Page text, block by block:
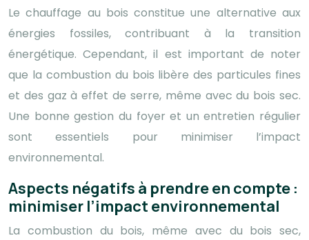
Le chauffage au bois constitue une alternative aux
énergies fossiles, contribuant à la transition
énergétique. Cependant, il est important de noter
que la combustion du bois libère des particules fines
et des gaz à effet de serre, même avec du bois sec.
Une bonne gestion du foyer et un entretien régulier
sont essentiels pour minimiser l’impact
environnemental.
Aspects négatifs à prendre en compte :
minimiser l’impact environnemental
La combustion du bois, même avec du bois sec,